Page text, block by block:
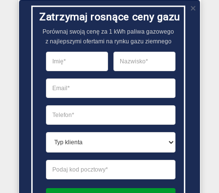
technicznych nie może także brakować danych o:
wadze pustego zbiornika, możliwym do
zastosowania ciśnieniu roboczym, normach
spełnianych przez nią, dacie legalizacji, dacie
wytworzenia..
PORÓWNYWARKA OFERT GAZU
Zatrzymaj rosnące ceny gazu
Porównaj swoją cenę za 1 kWh paliwa gazowego
z najlepszymi ofertami na rynku gazu ziemnego